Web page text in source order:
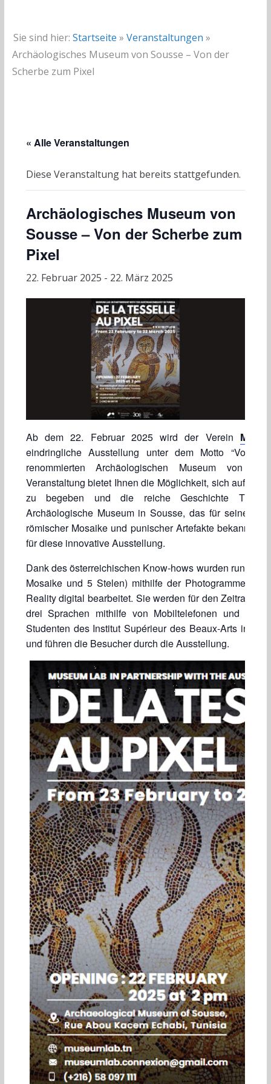
Sie sind hier: Startseite » Veranstaltungen »
Archäologisches Museum von Sousse – Von der
Scherbe zum Pixel
« Alle Veranstaltungen
Diese Veranstaltung hat bereits stattgefunden.
Archäologisches Museum von
Sousse – Von der Scherbe zum
Pixel
22. Februar 2025 - 22. März 2025
Ab dem 22. Februar 2025 wird der Verein
eindringliche Ausstellung unter dem Motto “Von
renommierten Archäologischen Museum von
Veranstaltung bietet Ihnen die Möglichkeit, sich auf
zu begeben und die reiche Geschichte
Archäologische Museum in Sousse, das für seine
römischer Mosaike und punischer Artefakte bekannt
für diese innovative Ausstellung.
Dank des österreichischen Know-hows wurden rund 20
Mosaike und 5 Stelen) mithilfe der Photogrammetrie-
Reality digital bearbeitet. Sie werden für den Zeitraum
drei Sprachen mithilfe von Mobiltelefonen und
Studenten des Institut Supérieur des Beaux-Arts in
und führen die Besucher durch die Ausstellung.